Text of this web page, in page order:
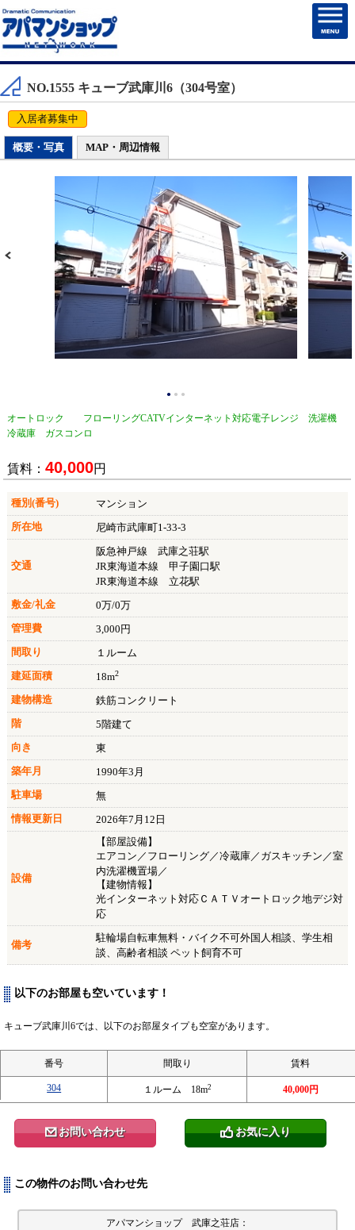
売買物件検索
マンション管理
チェックしたお部屋
NO.1555 キューブ武庫川6（304号室）
入居者募集中
概要・写真 MAP・周辺情報
● ● ●
オートロック フローリング CATVインターネット対応 電子レンジ 洗濯機
冷蔵庫 ガスコンロ
賃料： 40,000円
種別(番号)
マンション
所在地
尼崎市武庫町1-33-3
交通
阪急神戸線 武庫之荘駅
JR東海道本線 甲子園口駅
JR東海道本線 立花駅
敷金/礼金
0万/0万
管理費
3,000円
間取り
１ルーム
建延面積
18m2
建物構造
鉄筋コンクリート
階
5階建て
向き
東
築年月
1990年3月
駐車場
無
情報更新日
2026年7月12日
設備
【部屋設備】
エアコン／フローリング／冷蔵庫／ガスキッチン／室
内洗濯機置場／
【建物情報】
光インターネット対応 ＣＡＴＶ オートロック 地デジ対
応
備考
駐輪場自転車無料・バイク不可 外国人相談、学生相
談、高齢者相談 ペット飼育不可
以下のお部屋も空いています！
キューブ武庫川6では、以下のお部屋タイプも空室があります。
番号 間取り 賃料
304 １ルーム 18m2 40,000円
@お問い合わせ 0お気に入り
この物件のお問い合わせ先
アパマンショップ 武庫之荘店：